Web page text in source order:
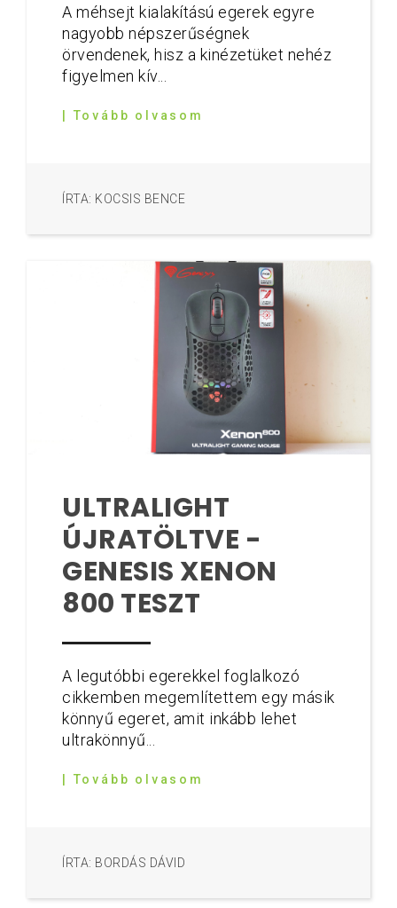
A méhsejt kialakítású egerek egyre
nagyobb népszerűségnek
örvendenek, hisz a kinézetüket nehéz
figyelmen kív...
| Tovább olvasom
ÍRTA: KOCSIS BENCE
ULTRALIGHT
ÚJRATÖLTVE -
GENESIS XENON
800 TESZT
A legutóbbi egerekkel foglalkozó
cikkemben megemlítettem egy másik
könnyű egeret, amit inkább lehet
ultrakönnyű...
| Tovább olvasom
ÍRTA: BORDÁS DÁVID